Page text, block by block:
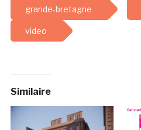
grande-bretagne
video
Similaire